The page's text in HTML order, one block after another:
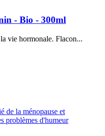
- Bio - 300ml
vie hormonale. Flacon...